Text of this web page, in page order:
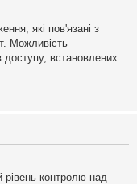
які пов'язані з
Можливість
доступу, встановлених
рівень контролю над